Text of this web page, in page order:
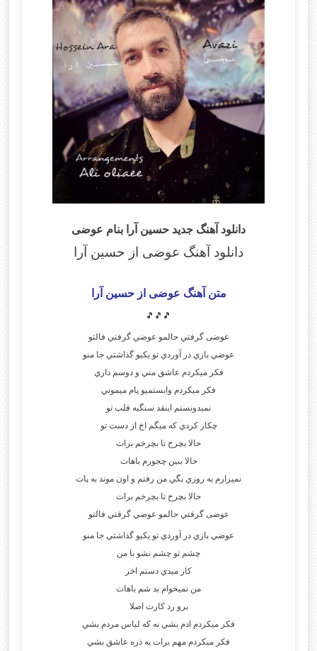
دانلود آهنگ جدید حسین آرا بنام عوضی
دانلود آهنگ عوضی از حسین آرا
متن آهنگ عوضی از حسین آرا
🎵🎵🎵
عوضى گرفتي حالمو عوضي گرفتي فالتو
عوضي بازي در آوردي تو يكيو گذاشتي جا منو
فكر ميكردم عاشق مني و دوسم داري
فكر ميكردم وابستميو پام ميموني
نميدونستم اينقد سنگيه قلب تو
چكار كردي كه ميگم اخ از دست تو
حالا بچرخ تا بچرخم برات
حالا ببين چجورم باهات
نميزارم يه روزي بگي من رفتم و اون موند به پات
حالا بچرخ تا بچرخم برات
عوضى گرفتي حالمو عوضي گرفتي فالتو
عوضي بازي در آوردي تو يكيو گذاشتي جا منو
چشم تو چشم نشو با من
كار ميدي دستم اخر
من نميخوام بد شم باهات
برو رد كارت اصلا
فكر ميكردم ادم بشي نه كه لباس مردم بشي
فكر ميكردم مهم برات يه ذره عاشق بشي